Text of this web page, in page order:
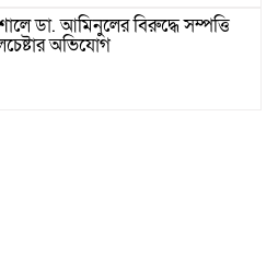
ডা. আমিনুলের বিরুদ্ধে সম্পত্তি
অভিযোগ